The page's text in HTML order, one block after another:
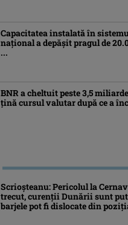
Capacitatea instalată în
național a depășit pragul de
...
BNR a cheltuit peste 3,5
țină cursul valutar după ce a
Scrioșteanu: Pericolul la
trecut, curenţii Dunării sunt
barjele pot fi dislocate din